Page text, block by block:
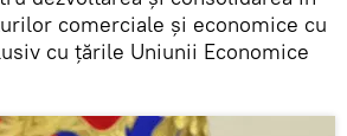
comerciale și economice cu
cu țările Uniunii Economice